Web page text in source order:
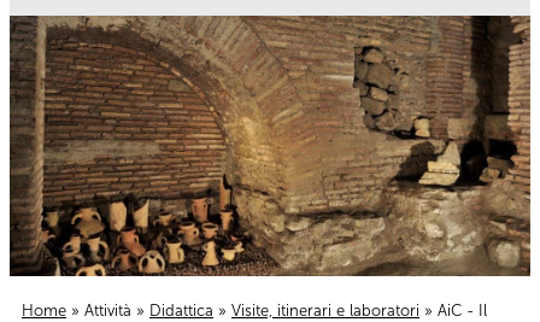
Home » Attività » Didattica » Visite, itinerari e laboratori » AiC - Il